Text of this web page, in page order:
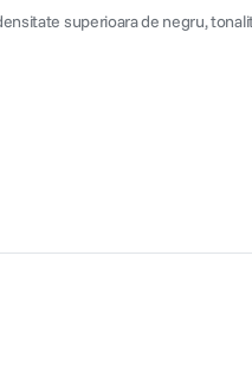
superioara de negru,